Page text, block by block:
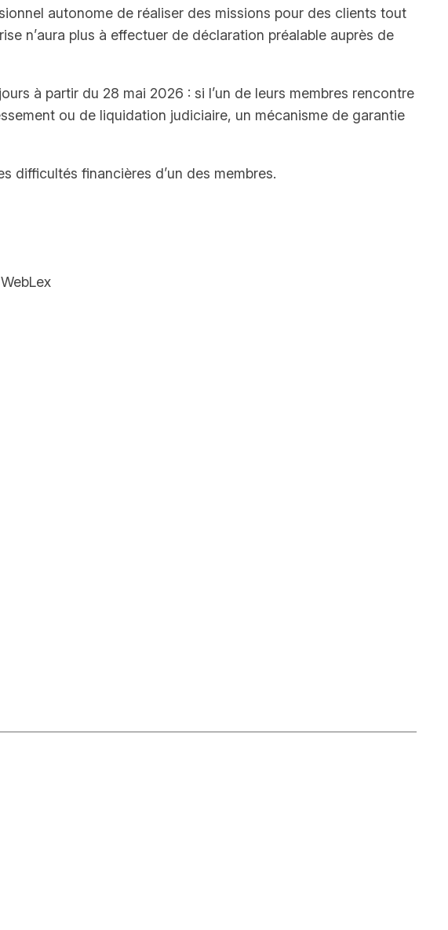
autonome de réaliser des missions pour des clients tout
n’aura plus à effectuer de déclaration préalable auprès de
à partir du 28 mai 2026 : si l’un de leurs membres rencontre
ou de liquidation judiciaire, un mécanisme de garantie
difficultés financières d’un des membres.